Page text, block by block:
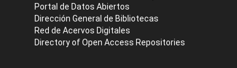
Portal de Datos Abiertos
Dirección General de Bibliotecas
Red de Acervos Digitales
Directory of Open Access Repositories